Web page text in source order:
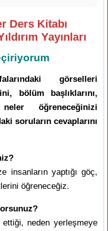
Ders Kitabı
Yayınları
görselleri
bölüm başlıklarını,
öğreneceğinizi
soruların cevaplarını
insanların yaptığı göç,
öğreneceğiz.
neden yerleşmeye